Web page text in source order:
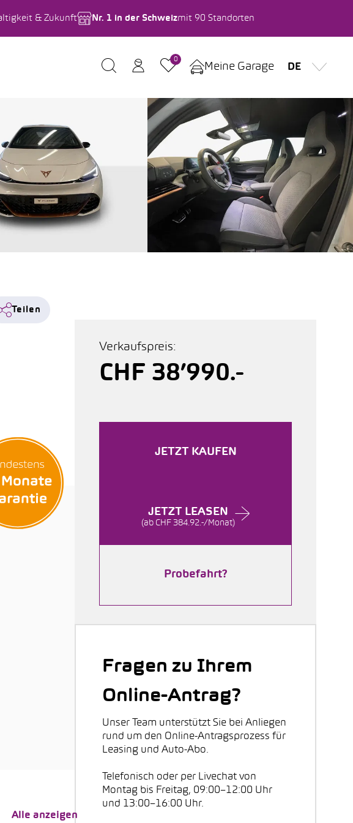
& Zukunft Nr. 1 in der Schweizmit 90 Standorten
0
Meine Garage DE
Teilen
Alle anzeigen
Verkaufspreis:
CHF 38’990.-
JETZT KAUFEN
JETZT LEASEN
(ab CHF 384.92.-/Monat)
Probefahrt?
Fragen zu Ihrem
Online-Antrag?
Unser Team unterstützt Sie bei Anliegen
rund um den Online-Antragsprozess für
Leasing und Auto-Abo.
Telefonisch oder per Livechat von
Montag bis Freitag, 09:00–12:00 Uhr
und 13:00–16:00 Uhr.